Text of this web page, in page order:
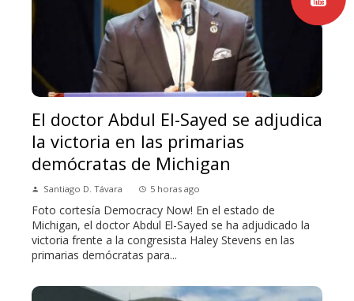
El doctor Abdul El-Sayed se adjudica
la victoria en las primarias
demócratas de Michigan
Santiago D. Távara 5 horas ago
Foto cortesía Democracy Now! En el estado de
Michigan, el doctor Abdul El-Sayed se ha adjudicado la
victoria frente a la congresista Haley Stevens en las
primarias demócratas para...